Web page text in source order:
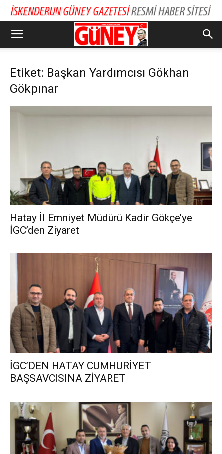
Etiket: Başkan Yardımcısı Gökhan
Gökpınar
Hatay İl Emniyet Müdürü Kadir Gökçe’ye
İGC’den Ziyaret
İGC’DEN HATAY CUMHURİYET
BAŞSAVCISINA ZİYARET